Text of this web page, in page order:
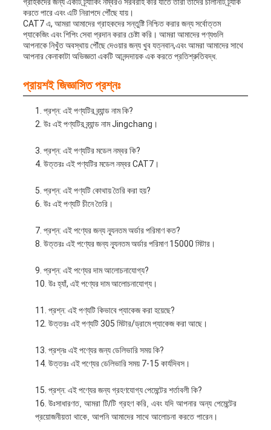
গ্রাহকদের জন্য একটি ট্র্যাকিং নম্বরও সরবরাহ করি যাতে তারা তাদের চালানটি ট্র্যাক
করতে পারে এবং এটি নিরাপদে পৌঁছে যায়।
CAT7 এ, আমরা আমাদের গ্রাহকদের সন্তুষ্টি নিশ্চিত করার জন্য সর্বোত্তম
প্যাকেজিং এবং শিপিং সেবা প্রদান করার চেষ্টা করি। আমরা আমাদের পণ্যগুলি
আপনাকে নিখুঁত অবস্থায় পৌঁছে দেওয়ার জন্য খুব যত্নবান,এবং আমরা আমাদের সাথে
আপনার কেনাকাটা অভিজ্ঞতা একটি আনন্দদায়ক এক করতে প্রতিশ্রুতিবদ্ধ.
প্রায়শই জিজ্ঞাসিত প্রশ্নঃ
প্রশ্ন: এই পণ্যটির ব্র্যান্ড নাম কি?
উঃ এই পণ্যটির ব্র্যান্ড নাম Jingchang।
প্রশ্ন: এই পণ্যটির মডেল নম্বর কি?
উত্তরঃ এই পণ্যটির মডেল নম্বর CAT7।
প্রশ্ন: এই পণ্যটি কোথায় তৈরি করা হয়?
উঃ এই পণ্যটি চীনে তৈরি।
প্রশ্ন: এই পণ্যের জন্য ন্যূনতম অর্ডার পরিমাণ কত?
উত্তরঃ এই পণ্যের জন্য ন্যূনতম অর্ডার পরিমাণ 15000 মিটার।
প্রশ্ন: এই পণ্যের দাম আলোচনাযোগ্য?
উঃ হ্যাঁ, এই পণ্যের দাম আলোচনাযোগ্য।
প্রশ্ন: এই পণ্যটি কিভাবে প্যাকেজ করা হয়েছে?
উত্তরঃ এই পণ্যটি 305 মিটার/ড্রামে প্যাকেজ করা আছে।
প্রশ্নঃ এই পণ্যের জন্য ডেলিভারি সময় কি?
উত্তরঃ এই পণ্যের ডেলিভারি সময় 7-15 কার্যদিবস।
প্রশ্ন: এই পণ্যের জন্য গ্রহণযোগ্য পেমেন্টের শর্তাবলী কি?
উঃসাধারণত, আমরা টি/টি গ্রহণ করি, এবং যদি আপনার অন্য পেমেন্টের
প্রয়োজনীয়তা থাকে, আপনি আমাদের সাথে আলোচনা করতে পারেন।